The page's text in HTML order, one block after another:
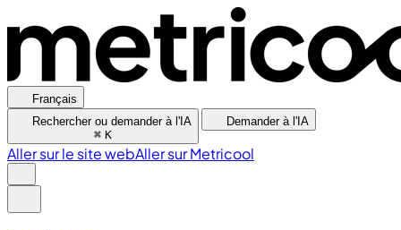
Français
Rechercher ou demander à l'IA
⌘ K
Demander à l'IA
Aller sur le site webAller sur Metricool